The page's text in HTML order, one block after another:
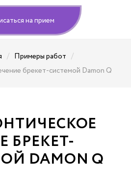
на прием
/ Примеры работ /
брекет-системой Damon Q
БРЕКЕТ-
DAMON Q